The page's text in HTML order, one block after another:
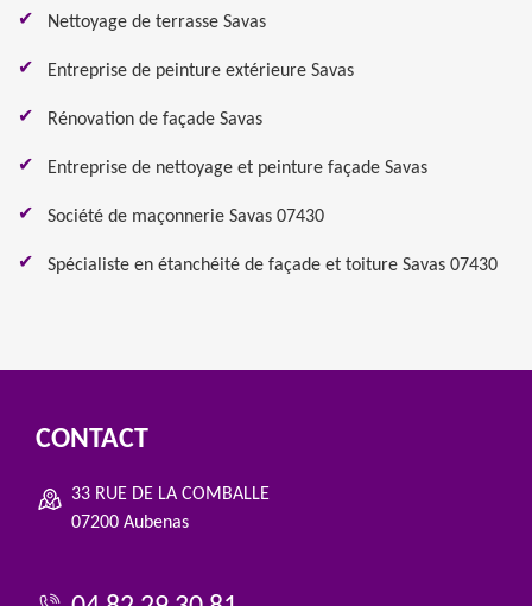
Nettoyage de terrasse Savas
Entreprise de peinture extérieure Savas
Rénovation de façade Savas
Entreprise de nettoyage et peinture façade Savas
Société de maçonnerie Savas 07430
Spécialiste en étanchéité de façade et toiture Savas 07430
CONTACT
33 RUE DE LA COMBALLE
07200 Aubenas